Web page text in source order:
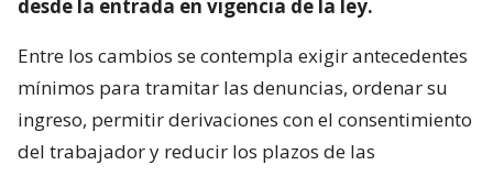
desde la entrada en vigencia de la ley.
Entre los cambios se contempla exigir antecedentes
mínimos para tramitar las denuncias, ordenar su
ingreso, permitir derivaciones con el consentimiento
del trabajador y reducir los plazos de las